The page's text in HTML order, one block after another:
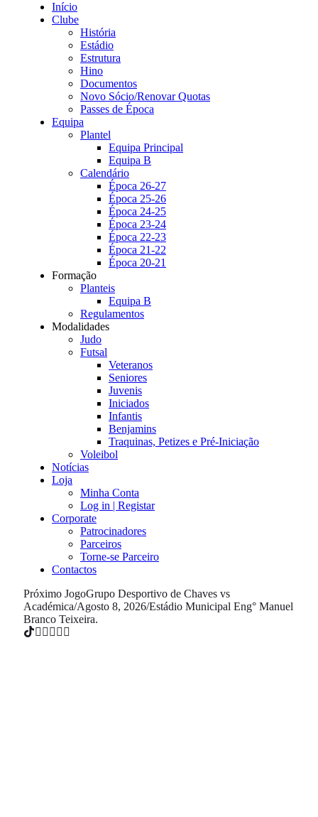
Início
Clube
História
Estádio
Estrutura
Hino
Documentos
Novo Sócio/Renovar Quotas
Passes de Época
Equipa
Plantel
Equipa Principal
Equipa B
Calendário
Época 26-27
Época 25-26
Época 24-25
Época 23-24
Época 22-23
Época 21-22
Época 20-21
Formação
Planteis
Equipa B
Regulamentos
Modalidades
Judo
Futsal
Veteranos
Seniores
Juvenis
Iniciados
Infantis
Benjamins
Traquinas, Petizes e Pré-Iniciação
Voleibol
Notícias
Loja
Minha Conta
Log in | Registar
Corporate
Patrocinadores
Parceiros
Torne-se Parceiro
Contactos
Próximo JogoGrupo Desportivo de Chaves vs
Académica/Agosto 8, 2026/Estádio Municipal Eng° Manuel
Branco Teixeira.